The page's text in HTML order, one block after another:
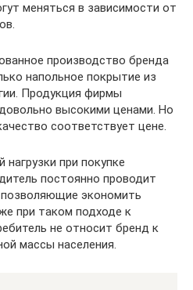
меняться в зависимости от
производство бренда
напольное покрытие из
Продукция фирмы
высокими ценами. Но
соответствует цене.
при покупке
постоянно проводит
экономить
при таком подходе к
не относит бренд к
массы населения.